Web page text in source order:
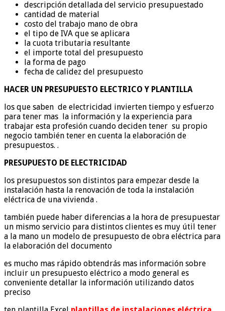
descripción detallada del servicio presupuestado
cantidad de material
costo del trabajo mano de obra
el tipo de IVA que se aplicara
la cuota tributaria resultante
el importe total del presupuesto
la forma de pago
fecha de calidez del presupuesto
HACER UN PRESUPUESTO ELECTRICO Y PLANTILLA
los que saben de electricidad invierten tiempo y esfuerzo
para tener mas la información y la experiencia para
trabajar esta profesión cuando deciden tener su propio
negocio también tener en cuenta la elaboración de
presupuestos. .
PRESUPUESTO DE ELECTRICIDAD
los presupuestos son distintos para empezar desde la
instalación hasta la renovación de toda la instalación
eléctrica de una vivienda .
también puede haber diferencias a la hora de presupuestar
un mismo servicio para distintos clientes es muy útil tener
a la mano un modelo de presupuesto de obra eléctrica para
la elaboración del documento
es mucho mas rápido obtendrás mas información sobre
incluir un presupuesto eléctrico a modo general es
conveniente detallar la información utilizando datos
preciso